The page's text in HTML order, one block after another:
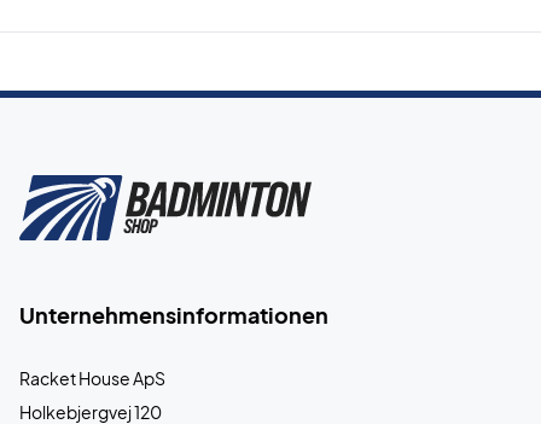
Unternehmensinformationen
Racket House ApS
Holkebjergvej 120